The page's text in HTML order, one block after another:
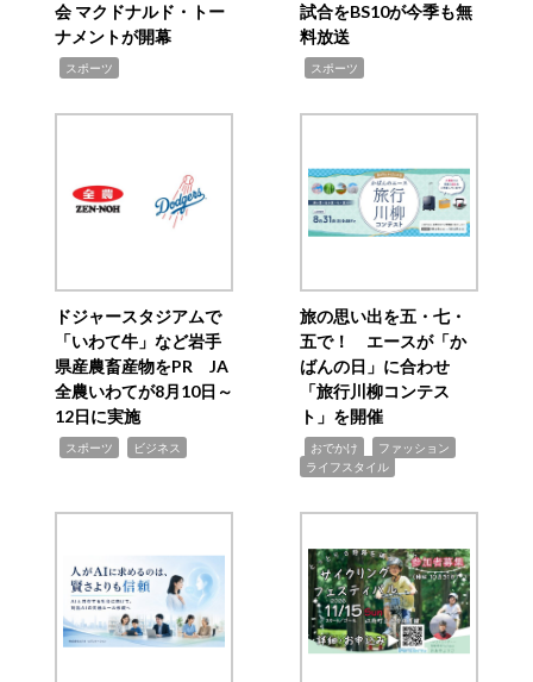
会 マクドナルド・トー
ナメントが開幕
スポーツ
試合をBS10が今季も無
料放送
スポーツ
ドジャースタジアムで
「いわて牛」など岩手
県産農畜産物をPR JA
全農いわてが8月10日～
12日に実施
スポーツ ビジネス
旅の思い出を五・七・
五で！ エースが「か
ばんの日」に合わせ
「旅行川柳コンテス
ト」を開催
おでかけ ファッション
ライフスタイル